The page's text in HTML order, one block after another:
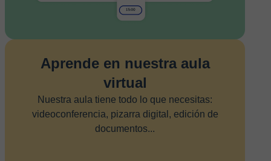
Aprende en nuestra aula
virtual
Nuestra aula tiene todo lo que necesitas:
videoconferencia, pizarra digital, edición de
documentos...